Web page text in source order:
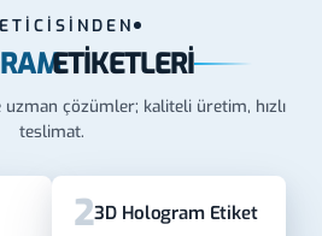
ETIKETLERI
çözümler; kaliteli üretim, hızlı
teslimat.
23D Hologram Etiket